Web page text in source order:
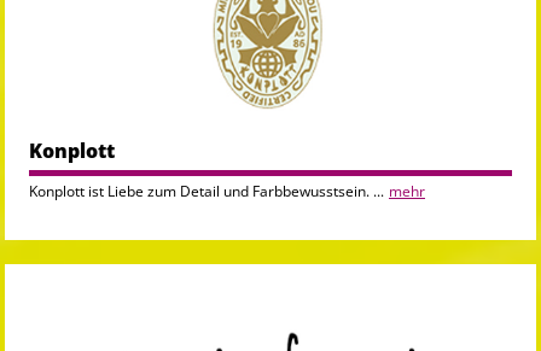
Konplott
Konplott ist Liebe zum Detail und Farbbewusstsein. ... mehr